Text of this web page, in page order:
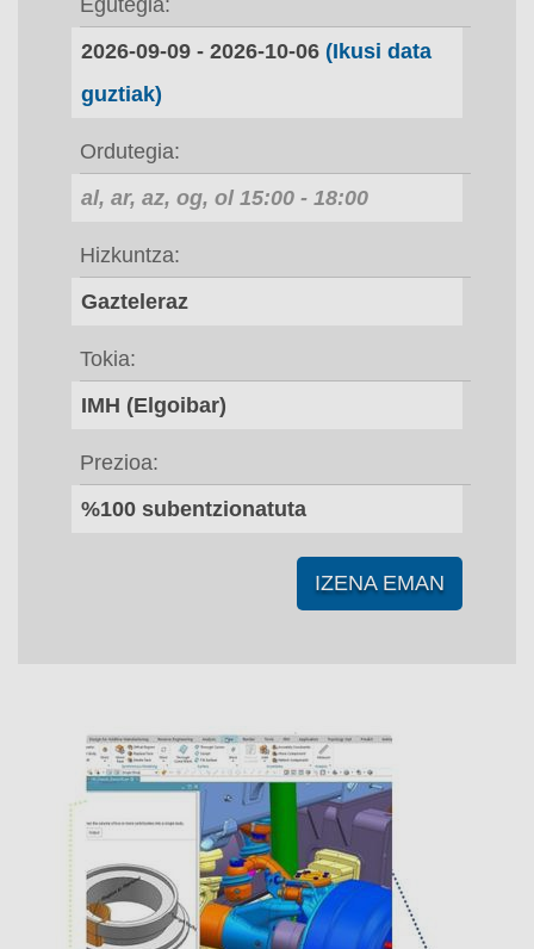
Egutegia
2026-09-09 - 2026-10-06 (Ikusi data
guztiak)
Ordutegia
al, ar, az, og, ol 15:00 - 18:00
Hizkuntza
Gazteleraz
Tokia
IMH (Elgoibar)
Prezioa
%100 subentzionatuta
IZENA EMAN